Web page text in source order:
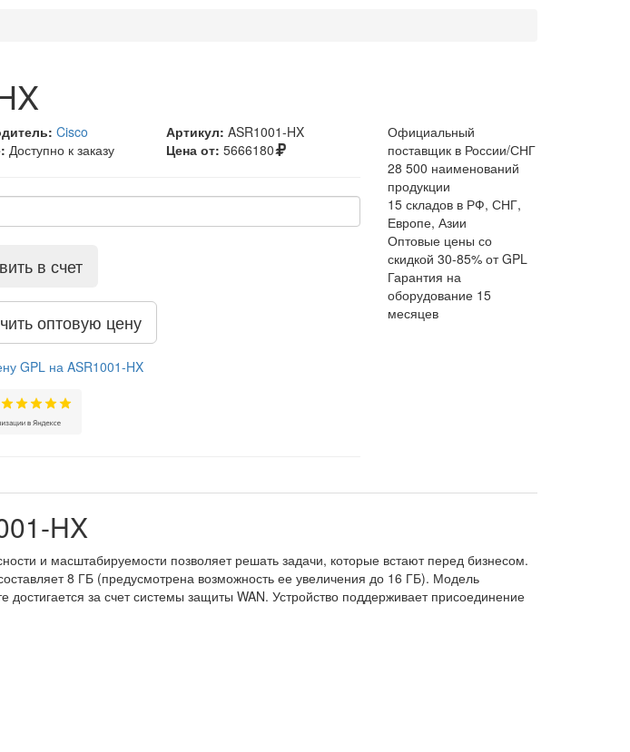
Cisco Артикул: ASR1001-HX
Доступно к заказу Цена от: 5666180
в счет
оптовую цену
GPL на ASR1001-HX
Официальный
поставщик в России/СНГ
28 500 наименований
продукции
15 складов в РФ, СНГ,
Европе, Азии
Оптовые цены со
скидкой 30-85% от GPL
Гарантия на
оборудование 15
месяцев
HX
и масштабируемости позволяет решать задачи, которые встают перед бизнесом.
8 ГБ (предусмотрена возможность ее увеличения до 16 ГБ). Модель
за счет системы защиты WAN. Устройство поддерживает присоединение